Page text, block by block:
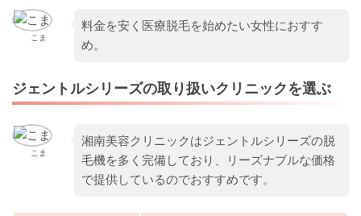
こま
料金を安く医療脱毛を始めたい女性におすす
め。
ジェントルシリーズの取り扱いクリニックを選ぶ
こま
湘南美容クリニックはジェントルシリーズの脱
毛機を多く完備しており、リーズナブルな価格
で提供しているのでおすすめです。